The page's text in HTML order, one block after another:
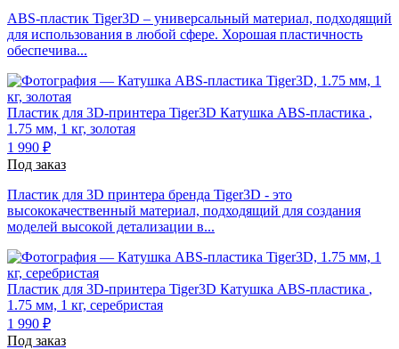
ABS-пластик Tiger3D – универсальный материал, подходящий
для использования в любой сфере. Хорошая пластичность
обеспечива...
Пластик для 3D-принтера Tiger3D Катушка ABS-пластика ,
1.75 мм, 1 кг, золотая
1 990 ₽
Под заказ
Пластик для 3D принтера бренда Tiger3D - это
высококачественный материал, подходящий для создания
моделей высокой детализации в...
Пластик для 3D-принтера Tiger3D Катушка ABS-пластика ,
1.75 мм, 1 кг, серебристая
1 990 ₽
Под заказ